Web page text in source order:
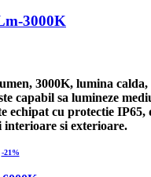
3000K
49,88 lei.
3000K, lumina calda,
capabil sa lumineze
echipat cu protectie IP65,
si exterioare.
-21%